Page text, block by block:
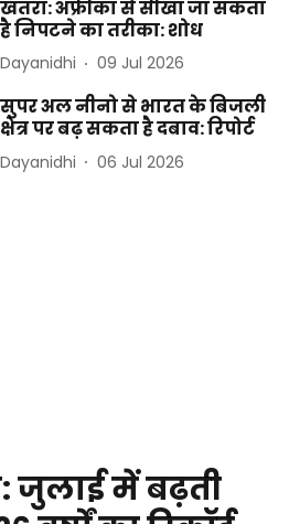
खतरा: अफ्रीका से सीखा जा सकता
है निपटने का तरीका: शोध
Dayanidhi 09 Jul 2026
सुपर अल नीनो से भारत के बिजली
क्षेत्र पर बढ़ सकता है दबाव: रिपोर्ट
Dayanidhi 06 Jul 2026
जुलाई में बढ़ती